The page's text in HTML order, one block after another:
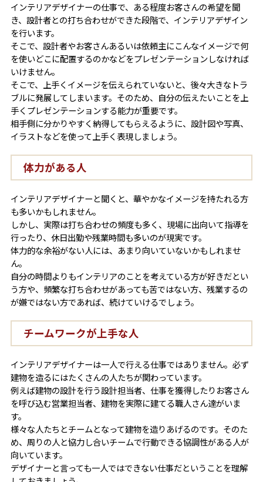
インテリアデザイナーの仕事で、ある程度お客さんの希望を聞
き、設計者との打ち合わせができた段階で、インテリアデザイン
を行います。
そこで、設計者やお客さんあるいは依頼主にこんなイメージで何
を使いどこに配置するのかなどをプレゼンテーションしなければ
いけません。
そこで、上手くイメージを伝えられていないと、後々大きなトラ
ブルに発展してしまいます。そのため、自分の伝えたいことを上
手くプレゼンテーションする能力が重要です。
相手側に分かりやすく納得してもらえるように、設計図や写真、
イラストなどを使って上手く表現しましょう。
体力がある人
インテリアデザイナーと聞くと、華やかなイメージを持たれる方
も多いかもしれません。
しかし、実際は打ち合わせの頻度も多く、現場に出向いて指導を
行ったり、休日出勤や残業時間も多いのが現実です。
体力的な余裕がない人には、あまり向いていないかもしれませ
ん。
自分の時間よりもインテリアのことを考えている方が好きだとい
う方や、頻繁な打ち合わせがあっても苦ではない方、残業するの
が嫌ではない方であれば、続けていけるでしょう。
チームワークが上手な人
インテリアデザイナーは一人で行える仕事ではありません。必ず
建物を造るにはたくさんの人たちが関わっています。
例えば建物の設計を行う設計担当者、仕事を獲得したりお客さん
を呼び込む営業担当者、建物を実際に建てる職人さん達がいま
す。
様々な人たちとチームとなって建物を造りあげるのです。そのた
め、周りの人と協力し合いチームで行動できる協調性がある人が
向いています。
デザイナーと言っても一人ではできない仕事だということを理解